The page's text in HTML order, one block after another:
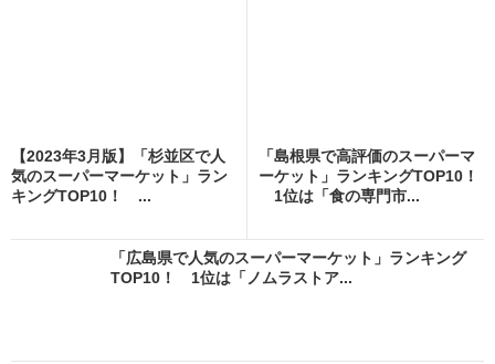
【2023年3月版】「杉並区で人
気のスーパーマーケット」ラン
キングTOP10！ ...
「島根県で高評価のスーパーマ
ーケット」ランキングTOP10！
1位は「食の専門市...
「広島県で人気のスーパーマーケット」ランキング
TOP10！ 1位は「ノムラストア...